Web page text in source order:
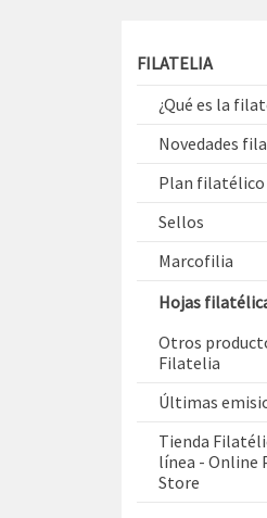
FILATELIA
¿Qué es la
Novedades
Plan filatélico
Sellos
Marcofilia
Hojas
Otros
Filatelia
Últimas
Tienda
línea - Online
Store